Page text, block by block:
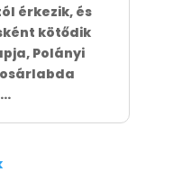
érkezik, és
kötődik
Polányi